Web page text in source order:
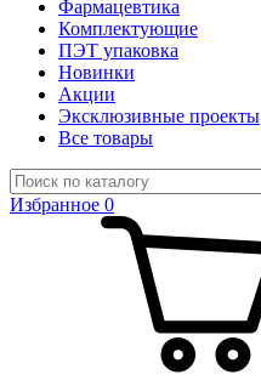
Фармацевтика
Комплектующие
ПЭТ упаковка
Новинки
Акции
Эксклюзивные проекты
Все товары
Избранное 0